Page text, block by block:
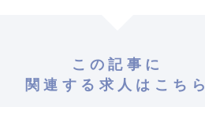
この記事に
関連する求人はこちら